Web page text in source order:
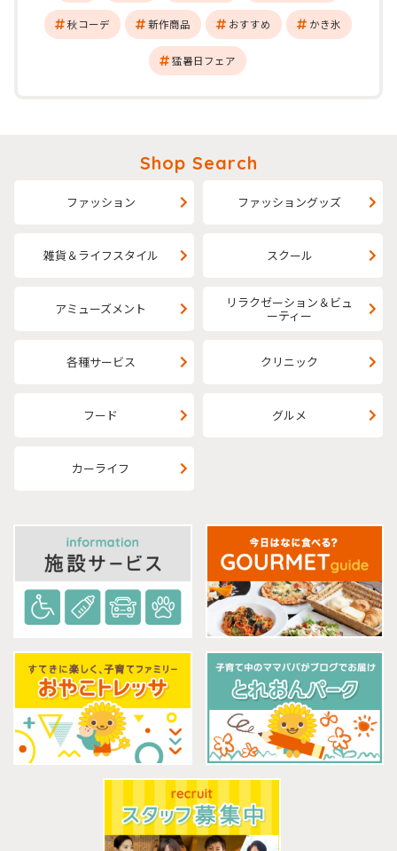
秋コーデ 新作商品 おすすめ かき氷
猛暑日フェア
Shop Search
ファッション ファッショングッズ
雑貨＆ライフスタイル スクール
アミューズメント リラクゼーション＆ビュ
ーティー
各種サービス クリニック
フード グルメ
カーライフ